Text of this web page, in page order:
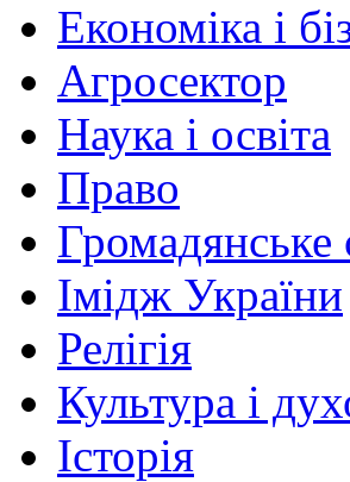
Економіка і
Агросектор
Наука і освіта
Право
Громадянське
Імідж України
Релігія
Культура і
Історія